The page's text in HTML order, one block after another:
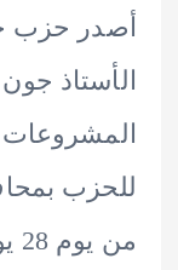
حزب حماة
جون
بمحافظة